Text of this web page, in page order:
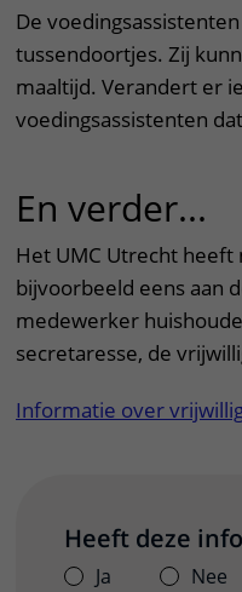
De
tussendoortjes. Zij
maaltijd. Verandert er
voedingsassistenten
En verder...
Het UMC Utrecht
bijvoorbeeld eens aan
medewerker
secretaresse, de
Informatie over
Heeft deze
Ja Nee